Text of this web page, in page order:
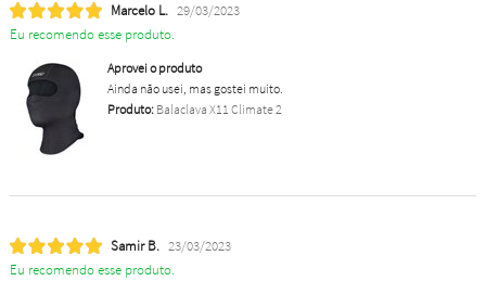
Marcelo L. 29/03/2023
Eu recomendo esse produto.
Aprovei o produto
Ainda não usei, mas gostei muito.
Produto:Balaclava X11 Climate 2
Samir B. 23/03/2023
Eu recomendo esse produto.